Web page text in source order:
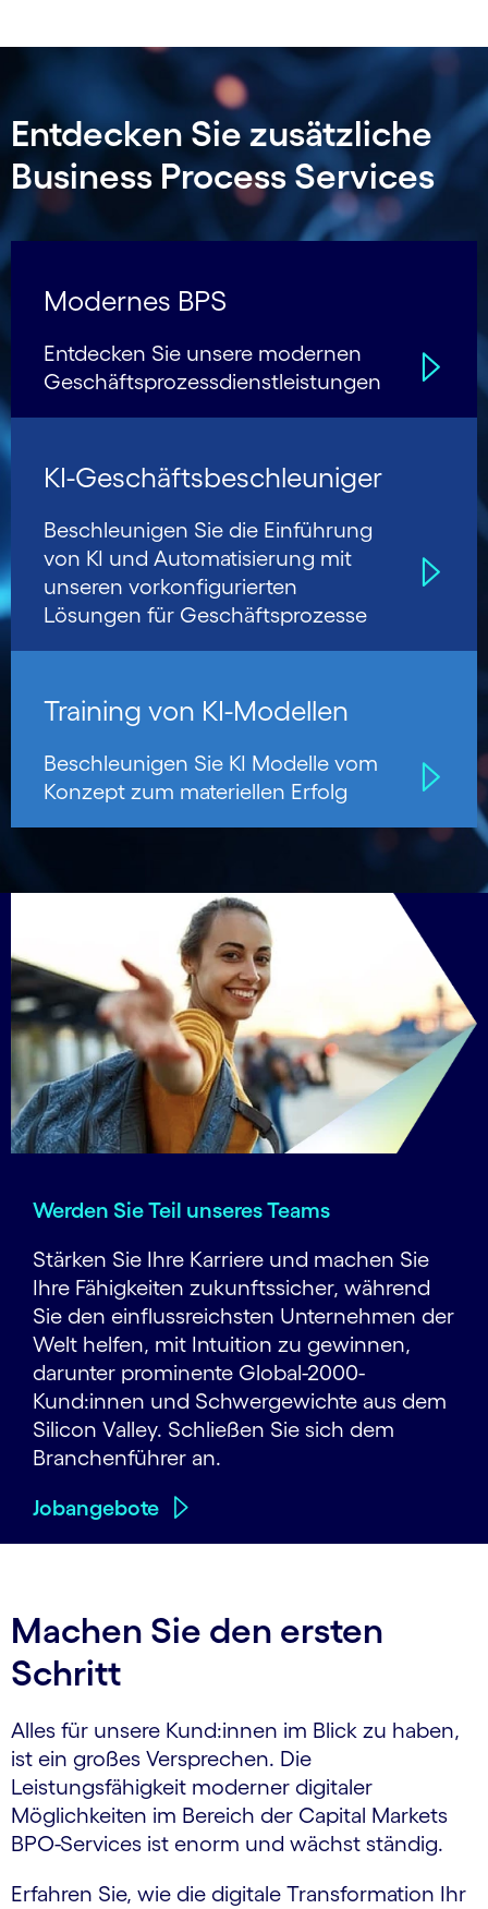
Entdecken Sie zusätzliche
Business Process Services
Modernes BPS
Entdecken Sie unsere modernen
Geschäfts­prozess­dienstleistungen
KI-Geschäfts­beschleu­niger
Beschleunigen Sie die Einführung
von KI und Auto­mati­sierung mit
unseren vorkon­figurierten
Lösungen für Geschäfts­prozesse
Training von KI-Modellen
Beschleunigen Sie KI Modelle vom
Konzept zum materiellen Erfolg
Werden Sie Teil unseres Teams
Stärken Sie Ihre Karriere und machen Sie
Ihre Fähigkeiten zukunftssicher, während
Sie den einflussreichsten Unternehmen der
Welt helfen, mit Intuition zu gewinnen,
darunter prominente Global-2000-
Kund:innen und Schwer­gewichte aus dem
Silicon Valley. Schließen Sie sich dem
Branchenführer an.
Jobangebote
Machen Sie den ersten
Schritt
Alles für unsere Kund:innen im Blick zu haben,
ist ein großes Versprechen. Die
Leistungsfähigkeit moderner digitaler
Möglichkeiten im Bereich der Capital Markets
BPO-Services ist enorm und wächst ständig.
Erfahren Sie, wie die digitale Transformation Ihr